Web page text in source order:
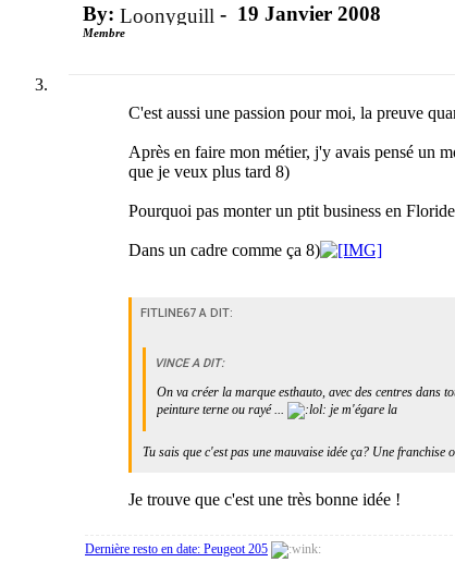
By: Loonyguill - 19 Janvier 2008
Membre
C'est aussi une passion pour moi, la preuve
Après en faire mon métier, j'y avais pensé un
que je veux plus tard 8)
Pourquoi pas monter un ptit business en
Dans un cadre comme ça 8)
FITLINE67 A DIT:
VINCE A DIT:
On va créer la marque esthauto, avec des centres dans
peinture terne ou rayé ...
je m'égare la
Tu sais que c'est pas une mauvaise idée ça? Une
Je trouve que c'est une très bonne idée !
Dernière resto en date: Peugeot 205